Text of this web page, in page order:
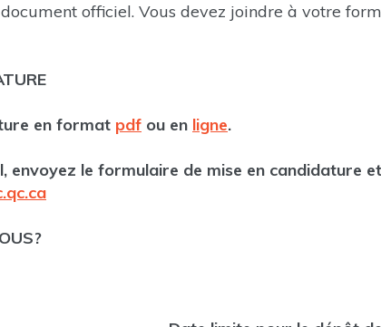
officiel. Vous devez joindre à votre
en format pdf ou en ligne.
envoyez le formulaire de mise en candidature